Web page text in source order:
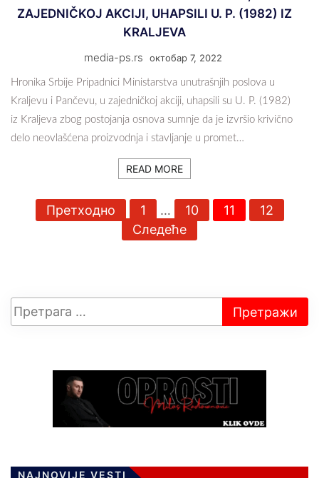
ZAJEDNIČKOJ AKCIJI, UHAPSILI U. P. (1982) IZ
KRALJEVA
media-ps.rs октобар 7, 2022
Hronika Srbije Pripadnici Ministarstva unutrašnjih poslova u
Kraljevu i Pančevu, u zajedničkoj akciji, uhapsili su U. P. (1982)
iz Kraljeva zbog postojanja osnova sumnje da je izvršio krivično
delo neovlašćena proizvodnja i stavljanje u promet…
READ MORE
а
ц
н
Претходно 1 … 10 11
12
Следеће
NAJNOVIJE VESTI